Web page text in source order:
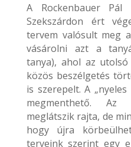
A Rockenbauer Pál
Szekszárdon ért
tervem valósult meg
vásárolni azt a
tanya), ahol az
közös beszélgetés
is szerepelt. A
megmenthető.
meglátszik rajta, de
hogy újra
terveink szerint egy